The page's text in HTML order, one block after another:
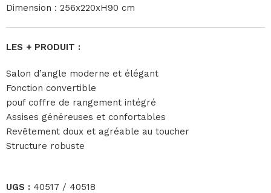
Dimension : 256x220xH90 cm
LES + PRODUIT :
Salon d’angle moderne et élégant
Fonction convertible
pouf coffre de rangement intégré
Assises généreuses et confortables
Revêtement doux et agréable au toucher
Structure robuste
UGS : 40517 / 40518